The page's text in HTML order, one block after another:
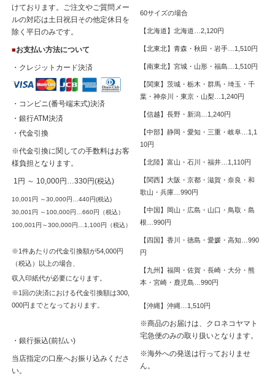
けております。ご注文やご質問メー
ルの対応は土日祝日その他定休日を
除く平日のみです。
■お支払い方法について
・クレジットカード決済
・コンビニ(番号端末式)決済
・銀行ATM決済
・代金引換
※代金引換に関しての手数料はお客
様負担となります。
1円 ～ 10,000円…330円(税込)
10,001円 ～30,000円…440円(税込)
30,001円 ～100,000円…660円（税込）
100,001円～300,000円…1,100円（税込）
※1件あたりの代金引換額が54,000円
（税込）以上の場合、
収入印紙代が必要になります。
※1回の決済における代金引換額は300,
000円までとなっております。
・銀行振込(前払い)
当店指定の口座へお振り込みくださ
い。
60サイズの場合
【北海道】北海道…2,120円
【北東北】青森・秋田・岩手…1,510円
【南東北】宮城・山形・福島…1,510円
【関東】茨城・栃木・群馬・埼玉・千
葉・神奈川・東京・山梨…1,240円
【信越】長野・新潟…1,240円
【中部】静岡・愛知・三重・岐阜…1,1
10円
【北陸】富山・石川・福井…1,110円
【関西】大阪・京都・滋賀・奈良・和
歌山・兵庫…990円
【中国】岡山・広島・山口・鳥取・島
根…990円
【四国】香川・徳島・愛媛・高知…990
円
【九州】福岡・佐賀・長崎・大分・熊
本・宮崎・鹿児島…990円
【沖縄】沖縄…1,510円
※商品のお届けは、クロネコヤマト
宅急便のみの取り扱いとなります。
※海外への発送は行っておりませ
ん。